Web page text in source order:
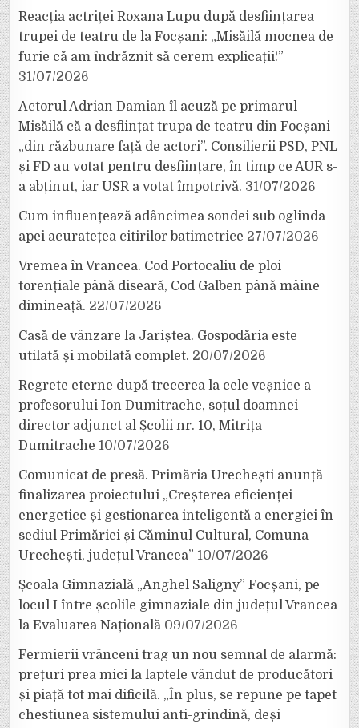
Reacția actriței Roxana Lupu după desființarea
trupei de teatru de la Focșani: „Misăilă mocnea de
furie că am îndrăznit să cerem explicații!”
31/07/2026
Actorul Adrian Damian îl acuză pe primarul
Misăilă că a desființat trupa de teatru din Focșani
„din răzbunare față de actori”. Consilierii PSD, PNL
și FD au votat pentru desființare, în timp ce AUR s-
a abținut, iar USR a votat împotrivă. 31/07/2026
Cum influențează adâncimea sondei sub oglinda
apei acuratețea citirilor batimetrice 27/07/2026
Vremea în Vrancea. Cod Portocaliu de ploi
torențiale până diseară, Cod Galben până mâine
dimineață. 22/07/2026
Casă de vânzare la Jariștea. Gospodăria este
utilată și mobilată complet. 20/07/2026
Regrete eterne după trecerea la cele veșnice a
profesorului Ion Dumitrache, soțul doamnei
director adjunct al Școlii nr. 10, Mitrița
Dumitrache 10/07/2026
Comunicat de presă. Primăria Urechești anunță
finalizarea proiectului „Creșterea eficienței
energetice și gestionarea inteligentă a energiei în
sediul Primăriei și Căminul Cultural, Comuna
Urechești, județul Vrancea” 10/07/2026
Școala Gimnazială „Anghel Saligny” Focșani, pe
locul I între școlile gimnaziale din județul Vrancea
la Evaluarea Națională 09/07/2026
Fermierii vrânceni trag un nou semnal de alarmă:
prețuri prea mici la laptele vândut de producători
și piață tot mai dificilă. „În plus, se repune pe tapet
chestiunea sistemului anti-grindină, deși